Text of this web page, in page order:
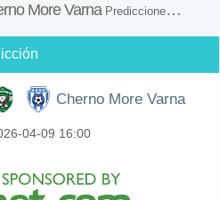
More Varna Prediccione, H2H, Consejos de Apuestas y Previsión del Partido
Cherno More Varna
04-09 16:00